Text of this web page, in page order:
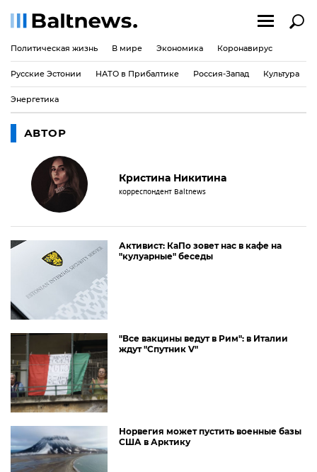
Политическая жизнь В мире Экономика Коронавирус
Русские Эстонии НАТО в Прибалтике Россия-Запад Культура
Энергетика
АВТОР
Кристина Никитина
корреспондент Baltnews
Активист: КаПо зовет нас в кафе на
"кулуарные" беседы
"Все вакцины ведут в Рим": в Италии
ждут "Спутник V"
Норвегия может пустить военные базы
США в Арктику